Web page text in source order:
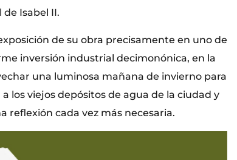
Isabel II.
de su obra precisamente en uno de
inversión industrial decimonónica, en la
una luminosa mañana de invierno para
los viejos depósitos de agua de la ciudad y
reflexión cada vez más necesaria.